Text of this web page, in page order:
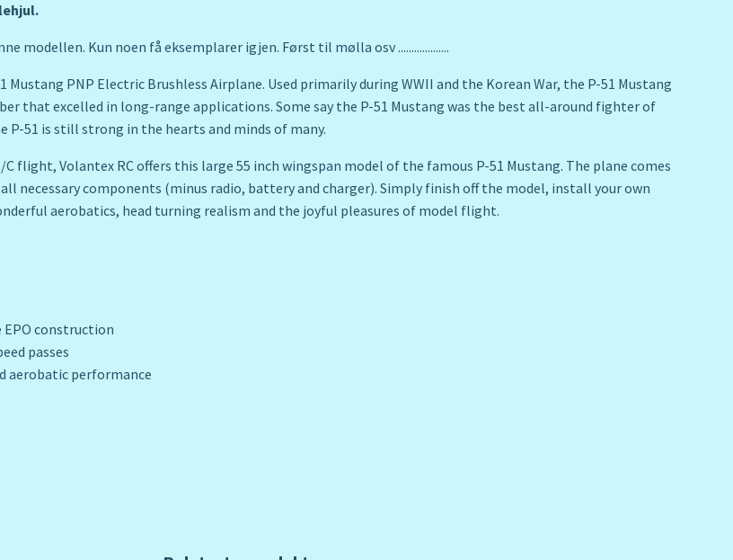
modellen. Kun noen få eksemplarer igjen. Først til mølla osv ...................
Mustang PNP Electric Brushless Airplane. Used primarily during WWII and the Korean War, the P-51 Mustang
that excelled in long-range applications. Some say the P-51 Mustang was the best all-around fighter of
P-51 is still strong in the hearts and minds of many.
flight, Volantex RC offers this large 55 inch wingspan model of the famous P-51 Mustang. The plane comes
necessary components (minus radio, battery and charger). Simply finish off the model, install your own
aerobatics, head turning realism and the joyful pleasures of model flight.
construction
passes
aerobatic performance